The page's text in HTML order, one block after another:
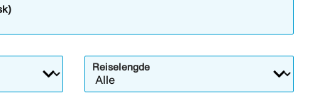
Reiselengde